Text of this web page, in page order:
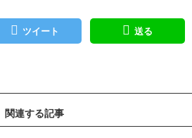
ツイート 送る
関連する記事